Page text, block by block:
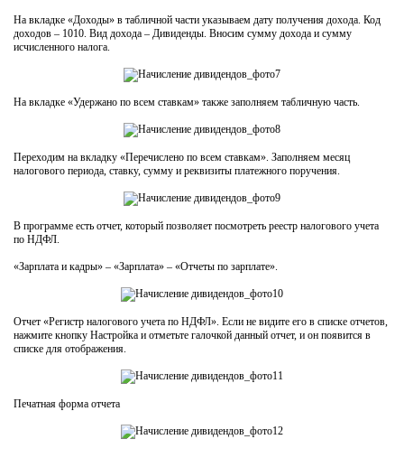
На вкладке «Доходы» в табличной части указываем дату получения дохода. Код
доходов – 1010. Вид дохода – Дивиденды. Вносим сумму дохода и сумму
исчисленного налога.
На вкладке «Удержано по всем ставкам» также заполняем табличную часть.
Переходим на вкладку «Перечислено по всем ставкам». Заполняем месяц
налогового периода, ставку, сумму и реквизиты платежного поручения.
В программе есть отчет, который позволяет посмотреть реестр налогового учета
по НДФЛ.
«Зарплата и кадры» – «Зарплата» – «Отчеты по зарплате».
Отчет «Регистр налогового учета по НДФЛ». Если не видите его в списке отчетов,
нажмите кнопку Настройка и отметьте галочкой данный отчет, и он появится в
списке для отображения.
Печатная форма отчета